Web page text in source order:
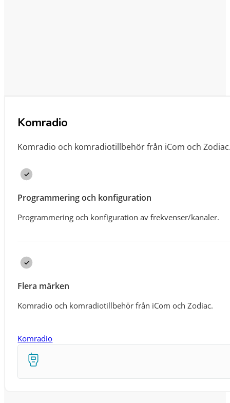
Komradio
Komradio och komradiotillbehör från iCom och
Programmering och konfiguration
Programmering och konfiguration av frekvenser/kanaler.
Flera märken
Komradio och komradiotillbehör från iCom och Zodiac.
Komradio